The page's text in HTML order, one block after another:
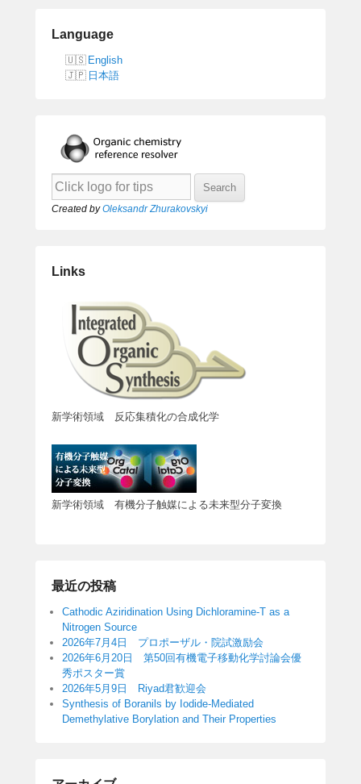
Language
English
日本語
Created byOleksandr Zhurakovskyi
Links
新学術領域 反応集積化の合成化学
新学術領域 有機分子触媒による未来型分子変換
最近の投稿
Cathodic Aziridination Using Dichloramine-T as a
Nitrogen Source
2026年7月4日 プロポーザル・院試激励会
2026年6月20日 第50回有機電子移動化学討論会優
秀ポスター賞
2026年5月9日 Riyad君歓迎会
Synthesis of Boranils by Iodide-Mediated
Demethylative Borylation and Their Properties